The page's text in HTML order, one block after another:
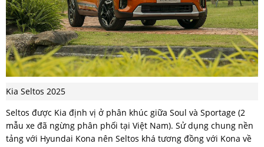
Kia Seltos 2025
Seltos được Kia định vị ở phân khúc giữa Soul và Sportage (2
mẫu xe đã ngừng phân phối tại Việt Nam). Sử dụng chung nền
tảng với Hyundai Kona nên Seltos khá tương đồng với Kona về